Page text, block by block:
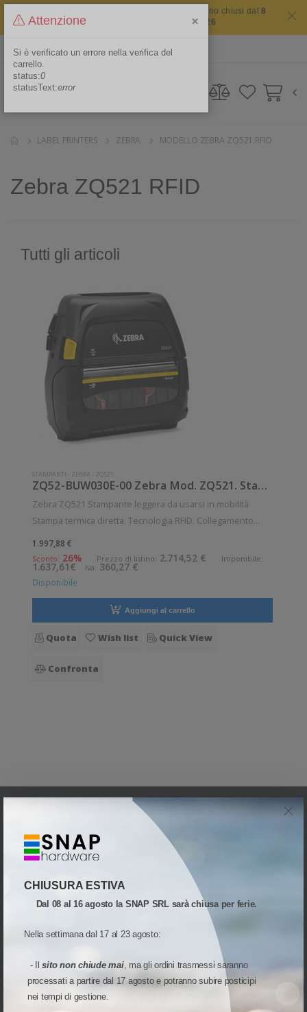
CHIUSURA ESTIVA
Dal 08 al 16 agosto la SNAP SRL sarà chiusa per ferie.
Nella settimana dal 17 al 23 agosto:
- Ilsito non chiude mai, ma gli ordini trasmessi saranno
processati a partire dal 17 agosto e potranno subire posticipi
nei tempi di gestione.
Il sito non chiude mai ma i nostri uffici saranno chiusi dal8
agosto 2026 al 16 agosto 2026
Area Riservata
LABEL PRINTERS ZEBRA MODELLO ZEBRA ZQ521 RFID
Zebra ZQ521 RFID
Tutti gli articoli
STAMPANTI - ZEBRA - ZQ521
ZQ52-BUW030E-00 Zebra Mod. ZQ521. Stampante di etichette.
Zebra ZQ521 Stampante leggera da usarsi in mobilità.
Stampa termica diretta. Tecnologia RFID. Collegamento
Risoluzione di stampa: 8 dot/mm RFID: Presente Wireless:
Presente Supporto di stamp
1.997,88 €
Sconto: 26% Prezzo di listino: 2.714,52 € Imponibile:
1.637,61€ Iva: 360,27 €
Disponibile
Aggiungi al carrello
Quota Wish list Quick View
Confronta
82100 Benevento(BN)
Italia
PARTITA IVA:
01066160621
Attenzione ×
Si è verificato un errore nella verifica del
carrello.
status:0
statusText:error